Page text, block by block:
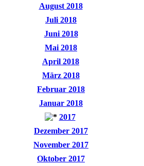
August 2018
Juli 2018
Juni 2018
Mai 2018
April 2018
März 2018
Februar 2018
Januar 2018
2017
Dezember 2017
November 2017
Oktober 2017